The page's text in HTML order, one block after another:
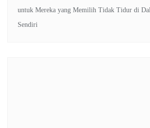
untuk Mereka yang Memilih Tidak Tidur di
Sendiri